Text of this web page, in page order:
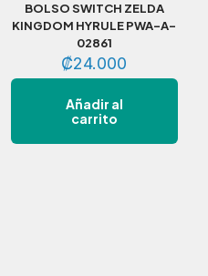
BOLSO SWITCH ZELDA
KINGDOM HYRULE PWA-A-
02861
₡24.000
Añadir al
carrito